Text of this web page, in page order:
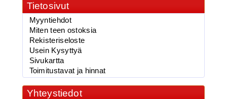
vaappufolio,Käärme...
BKK 6062-1X Black Nickel
Kolmihaarakoukku N.2
Tietosivut
Myyntiehdot
Miten teen ostoksia
Rekisteriseloste
Usein Kysyttyä
Sivukartta
Toimitustavat ja hinnat
Yhteystiedot